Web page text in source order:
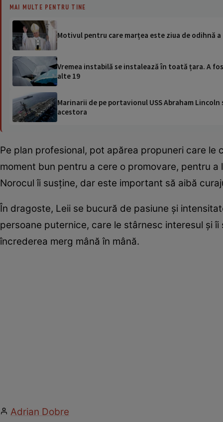
MAI MULTE PENTRU TINE
Motivul pentru care marțea este ziua de odihnă
Vremea instabilă se instalează în toată țara. A
alte 19
Marinarii de pe portavionul USS Abraham
acestora
Pe plan profesional, pot apărea propuneri care
moment bun pentru a cere o promovare, pentru
Norocul îi susține, dar este important să aibă
În dragoste, Leii se bucură de pasiune și
persoane puternice, care le stârnesc interesul și
încrederea merg mână în mână.
Adrian Dobre